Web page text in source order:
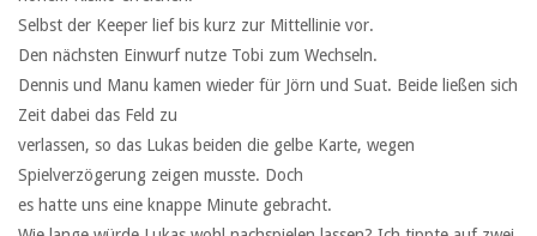
Selbst der Keeper lief bis kurz zur Mittellinie vor.
Den nächsten Einwurf nutze Tobi zum Wechseln.
Dennis und Manu kamen wieder für Jörn und Suat. Beide ließen sich
Zeit dabei das Feld zu
verlassen, so das Lukas beiden die gelbe Karte, wegen
Spielverzögerung zeigen musste. Doch
es hatte uns eine knappe Minute gebracht.